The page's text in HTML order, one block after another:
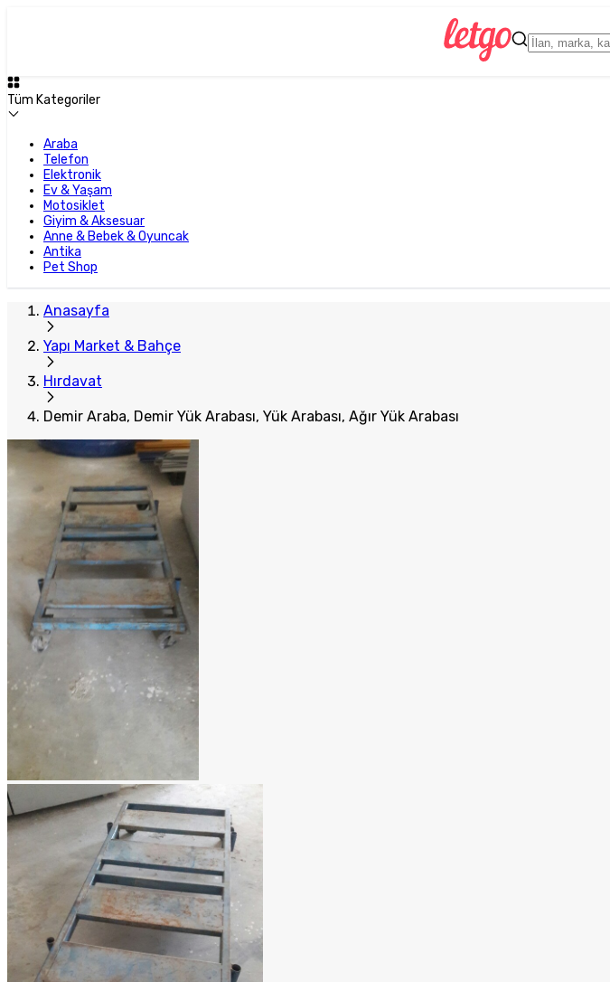
Tüm Kategoriler
Araba
Telefon
Elektronik
Ev & Yaşam
Motosiklet
Giyim & Aksesuar
Anne & Bebek & Oyuncak
Antika
Pet Shop
Anasayfa
Yapı Market & Bahçe
Hırdavat
Demir Araba, Demir Yük Arabası, Yük Arabası, Ağır Yük Arabası